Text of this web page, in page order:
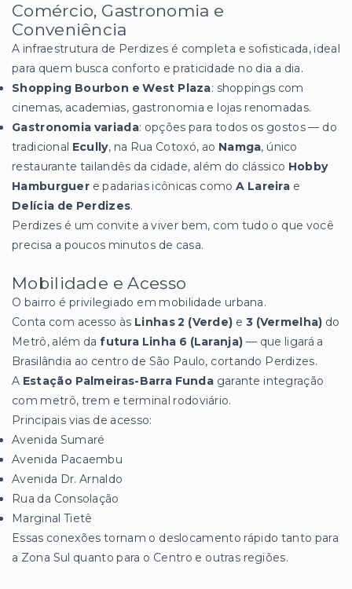
Comércio, Gastronomia e
Conveniência
A infraestrutura de Perdizes é completa e sofisticada, ideal
para quem busca conforto e praticidade no dia a dia.
Shopping Bourbon e West Plaza: shoppings com
cinemas, academias, gastronomia e lojas renomadas.
Gastronomia variada: opções para todos os gostos — do
tradicional Ecully, na Rua Cotoxó, ao Namga, único
restaurante tailandês da cidade, além do clássico Hobby
Hamburguer e padarias icônicas comoA Lareira e
Delícia de Perdizes.
Perdizes é um convite a viver bem, com tudo o que você
precisa a poucos minutos de casa.
Mobilidade e Acesso
O bairro é privilegiado em mobilidade urbana.
Conta com acesso às Linhas 2 (Verde) e 3 (Vermelha) do
Metrô, além dafutura Linha 6 (Laranja) — que ligará a
Brasilândia ao centro de São Paulo, cortando Perdizes.
A Estação Palmeiras-Barra Funda garante integração
com metrô, trem e terminal rodoviário.
Principais vias de acesso:
Avenida Sumaré
Avenida Pacaembu
Avenida Dr. Arnaldo
Rua da Consolação
Marginal Tietê
Essas conexões tornam o deslocamento rápido tanto para
a Zona Sul quanto para o Centro e outras regiões.